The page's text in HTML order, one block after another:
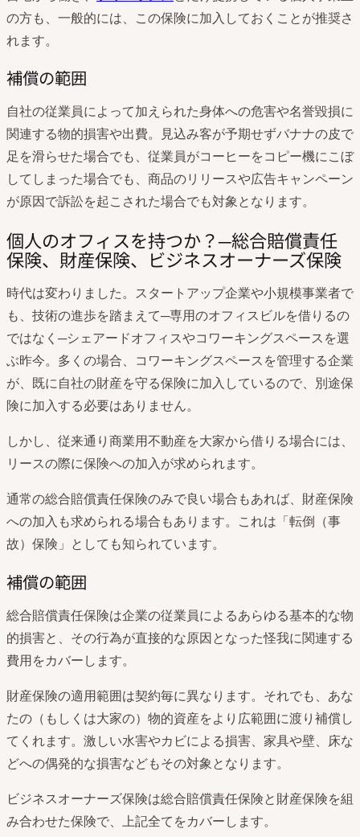
の方も、一般的には、この保険に加入しておくことが推奨さ
れます。
補償の範囲
自社の従業員によって加えられた身体への危害や名誉毀損に
関連する物的損害や出費。見込み客が予期せずバナナの皮で
足を滑らせた場合でも、従業員がコーヒーをコピー機にこぼ
してしまった場合でも、商品のリリースや広告キャンペーン
が原因で訴訟を起こされた場合でも対象となります。
個人のオフィスを持つか？─総合賠償責任
保険、財産保険、ビジネスオーナーズ保険
時代は変わりました。スタートアップ企業や小規模事業者で
も、技術の進歩を踏まえて─専用のオフィスビルを借りるの
ではなく─シェアードオフィスやコワーキングスペースを選
ぶ昨今。多くの場合、コワーキングスペースを管理する企業
が、既に自社の財産を守る保険に加入しているので、別途保
険に加入する必要はありません。
しかし、従来通り商業用不動産を大家から借りる場合には、
リースの際に保険への加入が求められます。
通常の総合賠償責任保険のみで良い場合もあれば、財産保険
への加入も求められる場合もあります。これは「転倒（事
故）保険」としても知られています。
補償の範囲
総合賠償責任保険は企業の従業員によるあらゆる基本的な物
的損害と、その行為が直接的な原因となった怪我に関連する
費用をカバーします。
財産保険の適用範囲は契約毎に異なります。それでも、あな
たの（もしくは大家の）物的資産をより広範囲に渡り補償し
てくれます。激しい水害やカビによる損害、家具や壁、床な
どへの偶発的な損害などもその対象となります。
ビジネスオーナーズ保険は総合賠償責任保険と財産保険を組
み合わせた保険で、上記全てをカバーします。